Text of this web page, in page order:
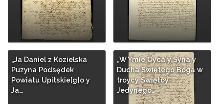
„Ja Daniel z Kozielska
Puzyna Podsędek
Powiatu Upitskie[g]o y
Ja…
„W Ymie Oyca y Syna y
Ducha Swiętego Boga w
troycy Swiętoy
Jedynego…